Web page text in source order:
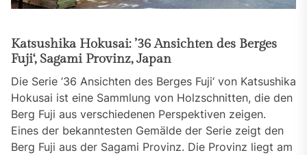
Katsushika Hokusai: ’36 Ansichten des Berges
Fuji‘, Sagami Provinz, Japan
Die Serie ’36 Ansichten des Berges Fuji‘ von Katsushika
Hokusai ist eine Sammlung von Holzschnitten, die den
Berg Fuji aus verschiedenen Perspektiven zeigen.
Eines der bekanntesten Gemälde der Serie zeigt den
Berg Fuji aus der Sagami Provinz. Die Provinz liegt am